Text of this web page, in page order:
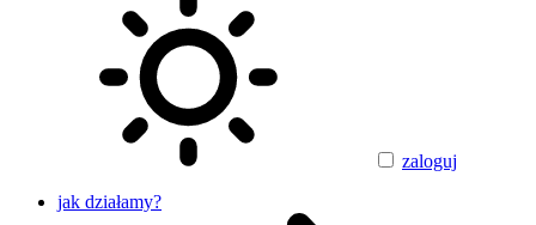
zaloguj
jak działamy?